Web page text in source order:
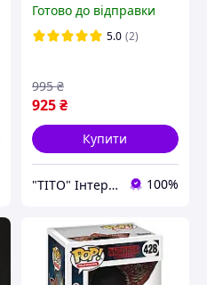
Хлопаки - Біллі Бутчер
Фанко Поп 48196
Готово до відправки
5.0 (2)
925₴
995 ₴
Купити
"ТІТО" Інтернет-магазин 100%